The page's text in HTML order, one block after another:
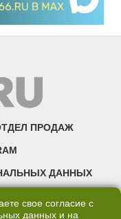
ПРОДАЖ
ДАННЫХ
свое согласие с
данных и на